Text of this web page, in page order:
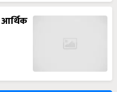
आर्थिक